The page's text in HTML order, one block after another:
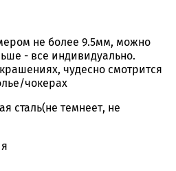
не более 9.5мм, можно
- все индивидуально.
чудесно смотрится
чокерах
сталь(не темнеет, не